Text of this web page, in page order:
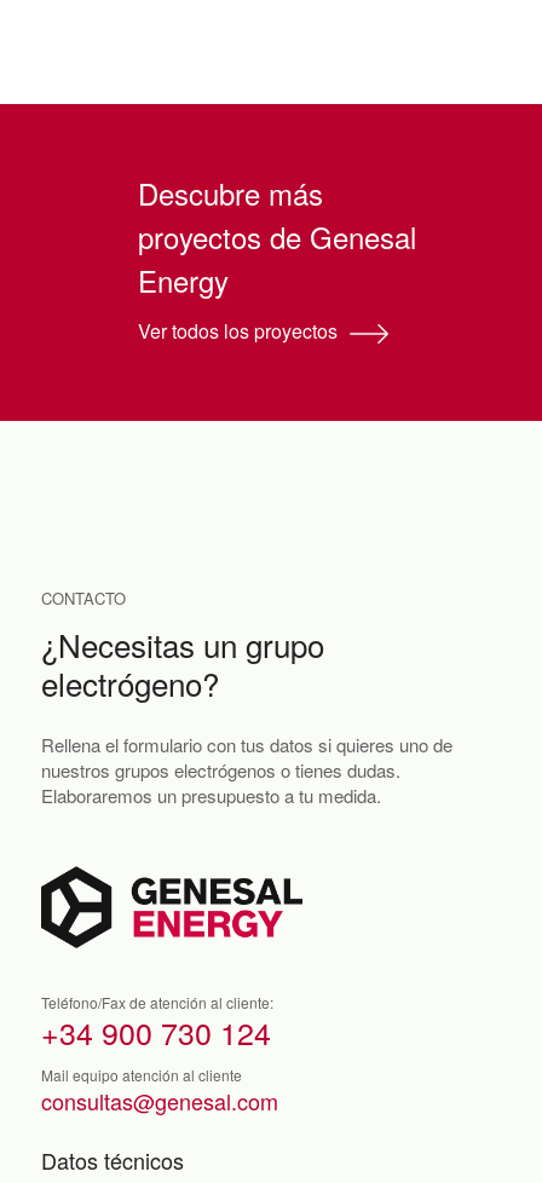
Descubre más
proyectos de Genesal
Energy
Ver todos los proyectos
CONTACTO
¿Necesitas un grupo
electrógeno?
Rellena el formulario con tus datos si quieres uno de
nuestros grupos electrógenos o tienes dudas.
Elaboraremos un presupuesto a tu medida.
Teléfono/Fax de atención al cliente:
+34 900 730 124
Mail equipo atención al cliente
consultas@genesal.com
Datos técnicos